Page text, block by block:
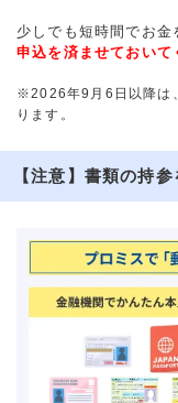
少しでも短時間でお金
申込を済ませておいて
※2026年9月6日以降は
ります。
【注意】書類の持